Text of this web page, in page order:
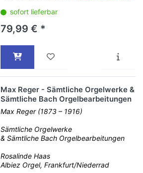
sofort lieferbar
79,99 € *
Max Reger - Sämtliche Orgelwerke &
Sämtliche Bach Orgelbearbeitungen
Max Reger (1873 – 1916)
Sämtliche Orgelwerke
& Sämtliche Bach Orgelbearbeitungen
Rosalinde Haas
Albiez Orgel, Frankfurt/Niederrad